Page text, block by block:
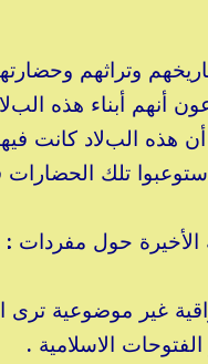
وتراثهم
أنهم أبناء هذه
أن هذه البﻻد كانت
تلك
الأخيرة حول
غير موضوعية
الاسلامية .